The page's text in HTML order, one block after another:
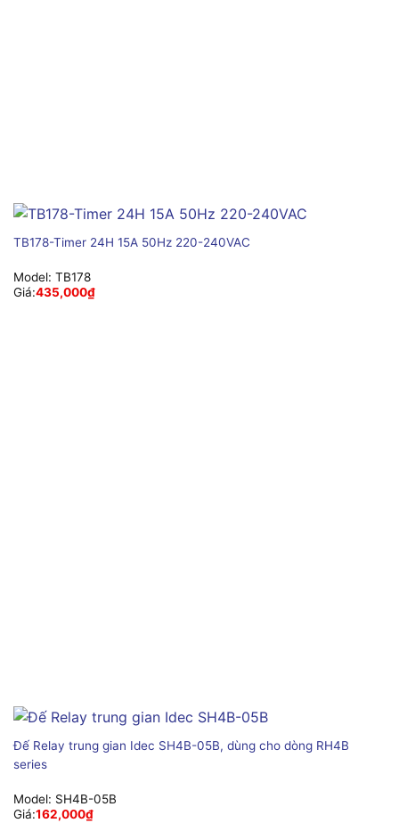
TB178-Timer 24H 15A 50Hz 220-240VAC
Model: TB178
Giá:435,000₫
Đế Relay trung gian Idec SH4B-05B, dùng cho dòng RH4B
series
Model: SH4B-05B
Giá:162,000₫